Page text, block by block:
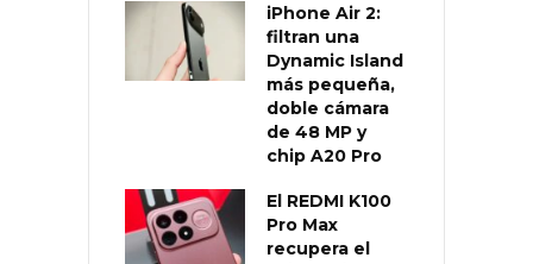
iPhone Air 2:
filtran una
Dynamic Island
más pequeña,
doble cámara
de 48 MP y
chip A20 Pro
El REDMI K100
Pro Max
recupera el